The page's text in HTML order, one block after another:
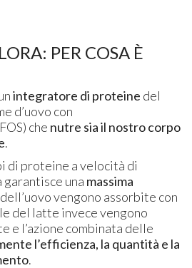
PER COSA È
integratore di proteine del
d’uovo con
che nutre sia il nostro corpo
.
di proteine a velocità di
una massima
vengono assorbite con
del latte invece vengono
e l’azione combinata delle
l’efficienza, la quantità e la
.